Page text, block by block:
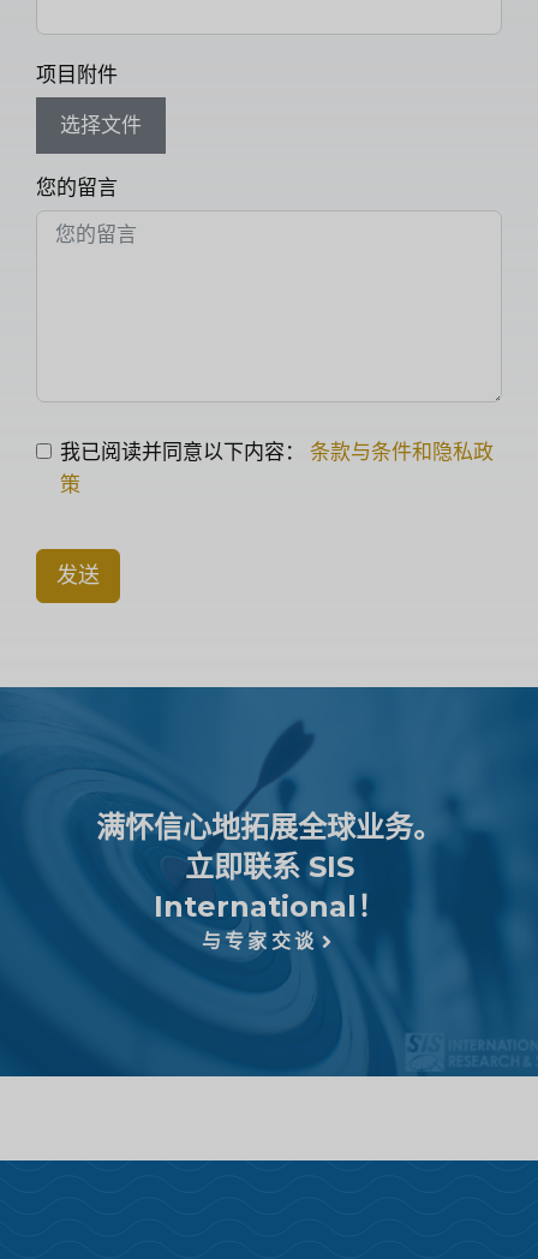
项目附件
选择文件
您的留言
我已阅读并同意以下内容： 条款与条件和隐私政
策
发送
满怀信心地拓展全球业务。
立即联系 SIS
International！
与专家交谈